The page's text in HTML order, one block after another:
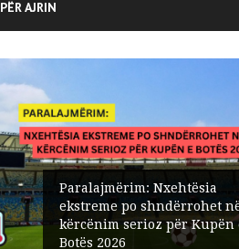
AJRIN
Paralajmërim: Nxehtësia
ekstreme po shndërrohet në një
kërcënim serioz për Kupën e
Botës 2026